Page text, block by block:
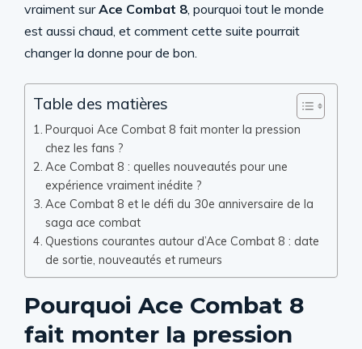
vraiment surAce Combat 8, pourquoi tout le monde
est aussi chaud, et comment cette suite pourrait
changer la donne pour de bon.
Table des matières
Pourquoi Ace Combat 8 fait monter la pression
chez les fans ?
Ace Combat 8 : quelles nouveautés pour une
expérience vraiment inédite ?
Ace Combat 8 et le défi du 30e anniversaire de la
saga ace combat
Questions courantes autour d’Ace Combat 8 : date
de sortie, nouveautés et rumeurs
Pourquoi Ace Combat 8
fait monter la pression